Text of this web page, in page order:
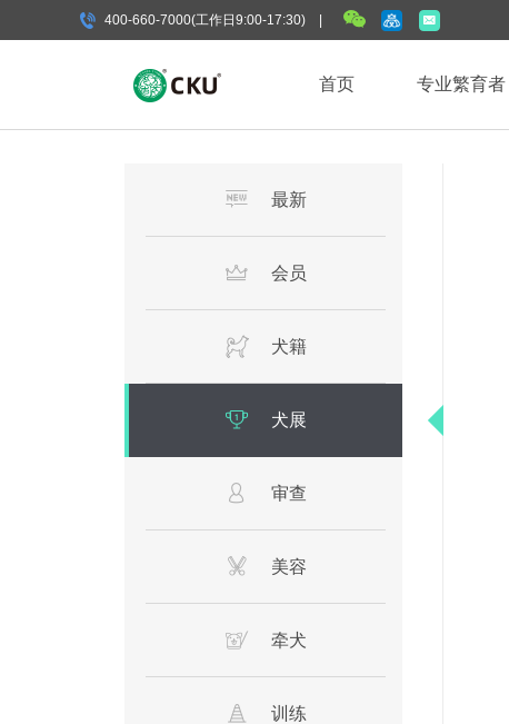
400-660-7000(工作日9:00-17:30) |
首页 专业繁育者
最新
会员
犬籍
犬展
审查
美容
牵犬
训练